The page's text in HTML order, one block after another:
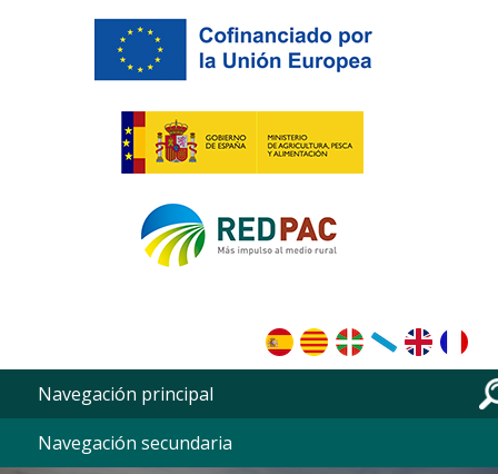
Pasar al contenido principal
Navegación principal
Navegación secundaria